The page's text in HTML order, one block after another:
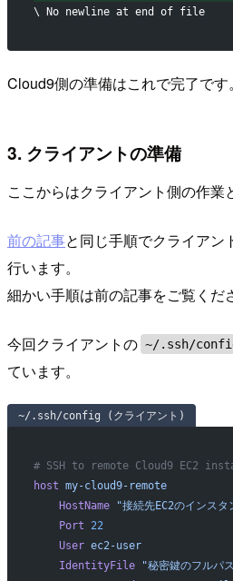
\ No newline at end of file
Cloud9側の準備はこれで完了です。
3. クライアントの準備
ここからはクライアント側の作業
前の記事と同じ手順でクライア
行います。
細かい手順は前の記事をご覧くだ
今回クライアントの ~/.ssh/
ています。
~/.ssh/config (クライアント)
# SSH to remote Cloud9 EC2
host my-cloud9-remote
    HostName
"接続先EC2のインスタ
    Port
22
    User
ec2-user
    IdentityFile
"秘密鍵のフルパ